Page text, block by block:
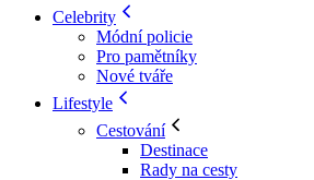
Celebrity
Módní policie
Pro pamětníky
Nové tváře
Lifestyle
Cestování
Destinace
Rady na cesty